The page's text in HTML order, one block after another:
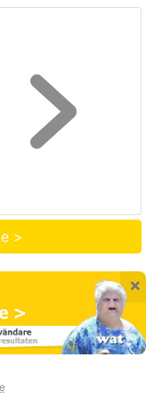
>
×